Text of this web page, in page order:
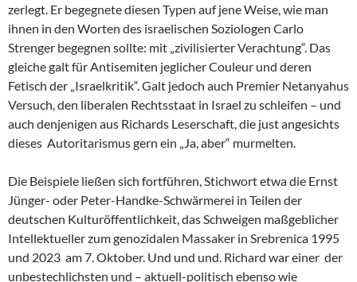
zerlegt. Er begegnete diesen Typen auf jene Weise, wie man
ihnen in den Worten des israelischen Soziologen Carlo
Strenger begegnen sollte: mit „zivilisierter Verachtung“. Das
gleiche galt für Antisemiten jeglicher Couleur und deren
Fetisch der „Israelkritik“. Galt jedoch auch Premier Netanyahus
Versuch, den liberalen Rechtsstaat in Israel zu schleifen – und
auch denjenigen aus Richards Leserschaft, die just angesichts
dieses Autoritarismus gern ein „Ja, aber“ murmelten.
Die Beispiele ließen sich fortführen, Stichwort etwa die Ernst
Jünger- oder Peter-Handke-Schwärmerei in Teilen der
deutschen Kulturöffentlichkeit, das Schweigen maßgeblicher
Intellektueller zum genozidalen Massaker in Srebrenica 1995
und 2023 am 7. Oktober. Und und und. Richard war einer der
unbestechlichsten und – aktuell-politisch ebenso wie